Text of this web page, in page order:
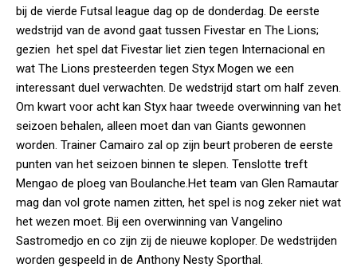
bij de vierde Futsal league dag op de donderdag. De eerste
wedstrijd van de avond gaat tussen Fivestar en The Lions;
gezien het spel dat Fivestar liet zien tegen Internacional en
wat The Lions presteerden tegen Styx Mogen we een
interessant duel verwachten. De wedstrijd start om half zeven.
Om kwart voor acht kan Styx haar tweede overwinning van het
seizoen behalen, alleen moet dan van Giants gewonnen
worden. Trainer Camairo zal op zijn beurt proberen de eerste
punten van het seizoen binnen te slepen. Tenslotte treft
Mengao de ploeg van Boulanche.Het team van Glen Ramautar
mag dan vol grote namen zitten, het spel is nog zeker niet wat
het wezen moet. Bij een overwinning van Vangelino
Sastromedjo en co zijn zij de nieuwe koploper. De wedstrijden
worden gespeeld in de Anthony Nesty Sporthal.